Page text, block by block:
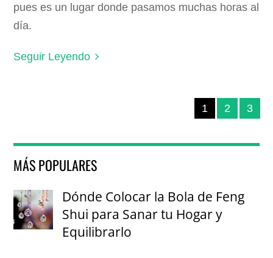
pues es un lugar donde pasamos muchas horas al
día.
Seguir Leyendo
1 2 3
MÁS POPULARES
Dónde Colocar la Bola de Feng
Shui para Sanar tu Hogar y
Equilibrarlo